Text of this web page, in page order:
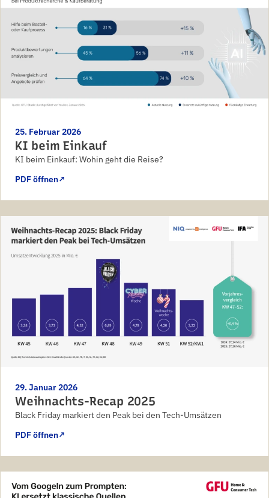
25. Februar 2026
KI beim Einkauf
KI beim Einkauf: Wohin geht die Reise?
PDF öffnen↗
29. Januar 2026
Weihnachts-Recap 2025
Black Friday markiert den Peak bei den Tech-Umsätzen
PDF öffnen↗